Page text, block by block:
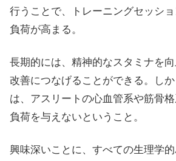
行うことで、トレーニングセッシ
負荷が高まる。
長期的には、精神的なスタミナを
改善につなげることができる。し
は、アスリートの心血管系や筋骨
負荷を与えないということ。
興味深いことに、すべての生理学